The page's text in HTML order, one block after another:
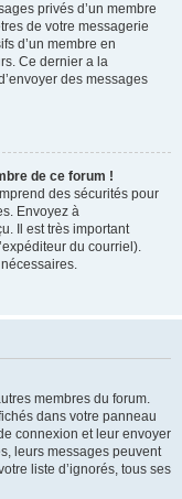
privés d’un membre
de votre messagerie
d’un membre en
Ce dernier a la
des messages
de ce forum !
des sécurités pour
Envoyez à
Il est très important
du courriel).
membres du forum.
dans votre panneau
connexion et leur envoyer
leurs messages peuvent
liste d’ignorés, tous ses